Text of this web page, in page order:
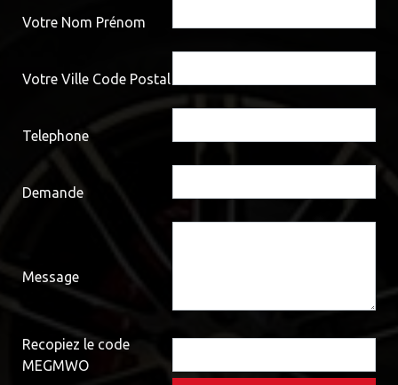
Votre Nom Prénom
Votre Ville Code Postal
Telephone
Demande
Message
Recopiez le code
MEGMWO